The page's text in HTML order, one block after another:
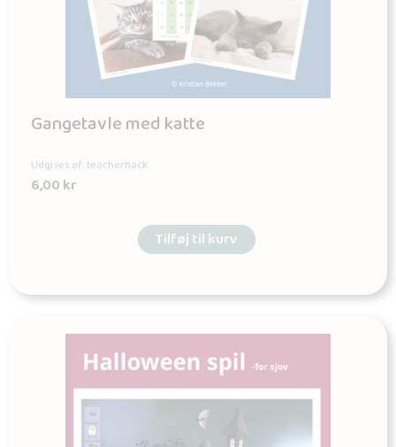
Gangetavle med katte
Udgives af: teacherhack
6,00kr
Tilføj til kurv